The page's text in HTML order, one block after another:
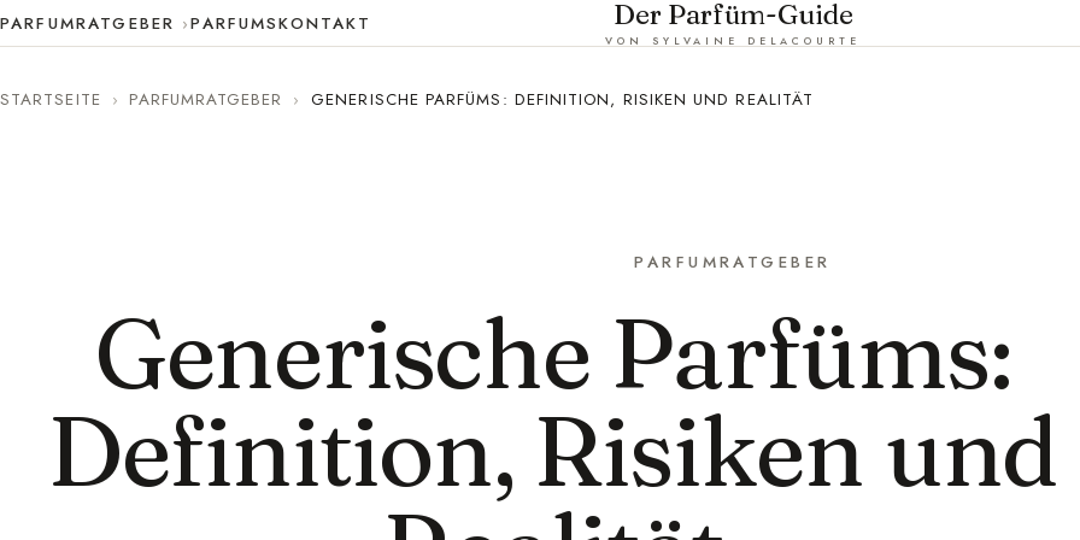
PARFUMRATGEBER PARFUMSKONTAKT Der Parfüm-Guide
VON SYLVAINE DELACOURTE
STARTSEITE › PARFUMRATGEBER › GENERISCHE PARFÜMS: DEFINITION, RISIKEN UND REALITÄT
PARFUMRATGEBER
Generische Parfüms:
Definition, Risiken und